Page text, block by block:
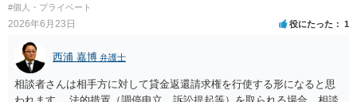
#個人・プライベート
2026年6月23日 役にたった 1
西浦 嘉博 弁護士
相談者さんは相手方に対して貸金返還請求権を行使する形になると思
われます。 法的措置（調停申立、訴訟提起等）を取られる場合、相談